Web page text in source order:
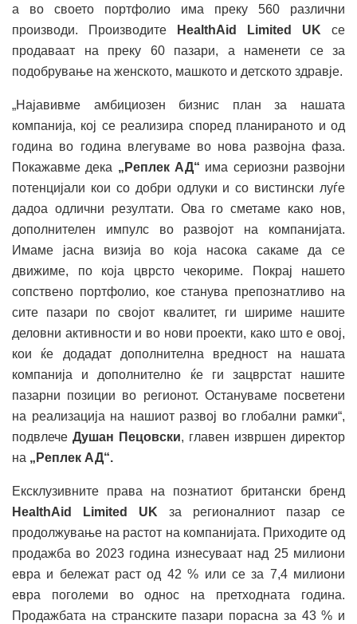
а во своето портфолио има преку 560 различни
производи. Производите
HealthAid Limited UK се
продаваат на преку 60 пазари, а наменети се за
подобрување на женското, машкото и детското здравје.
„Најавивме амбициозен бизнис план за нашата
компанија, кој се реализира според планираното и од
година во година влегуваме во нова развојна фаза.
Покажавме дека „Реплек АД“ има сериозни развојни
потенцијали кои со добри одлуки и со вистински луѓе
дадоа одлични резултати. Ова го сметаме како нов,
дополнителен импулс во развојот на компанијата.
Имаме јасна визија во која насока сакаме да се
движиме, по која цврсто чекориме. Покрај нашето
сопствено портфолио, кое станува препознатливо на
сите пазари по својот квалитет, ги шириме нашите
деловни активности и во нови проекти, како што е овој,
кои ќе додадат дополнителна вредност на нашата
компанија и дополнително ќе ги зацврстат нашите
пазарни позиции во регионот. Остануваме посветени
на реализација на нашиот развој во глобални рамки“,
подвлече Душан Пецовски, главен извршен директор
на „Реплек АД“.
Ексклузивните права на познатиот британски бренд
HealthAid Limited
UK за регионалниот пазар се
продолжување на растот на компанијата. Приходите од
продажба во 2023 година изнесуваат над 25 милиони
евра и бележат раст од 42 % или се за 7,4 милиони
евра поголеми во однос на претходната година.
Продажбата на странските пазари порасна за 43 % и